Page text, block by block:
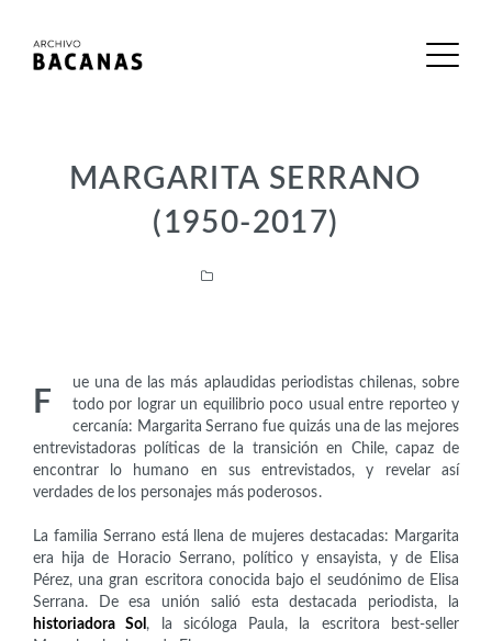
MARGARITA SERRANO
(1950-2017)
F
ue una de las más aplaudidas periodistas chilenas, sobre
todo por lograr un equilibrio poco usual entre reporteo y
cercanía: Margarita Serrano fue quizás una de las mejores
entrevistadoras políticas de la transición en Chile, capaz de
encontrar lo humano en sus entrevistados, y revelar así
verdades de los personajes más poderosos.
La familia Serrano está llena de mujeres destacadas: Margarita
era hija de Horacio Serrano, político y ensayista, y de Elisa
Pérez, una gran escritora conocida bajo el seudónimo de Elisa
Serrana. De esa unión salió esta destacada periodista, la
historiadora Sol , la sicóloga Paula, la escritora best-seller